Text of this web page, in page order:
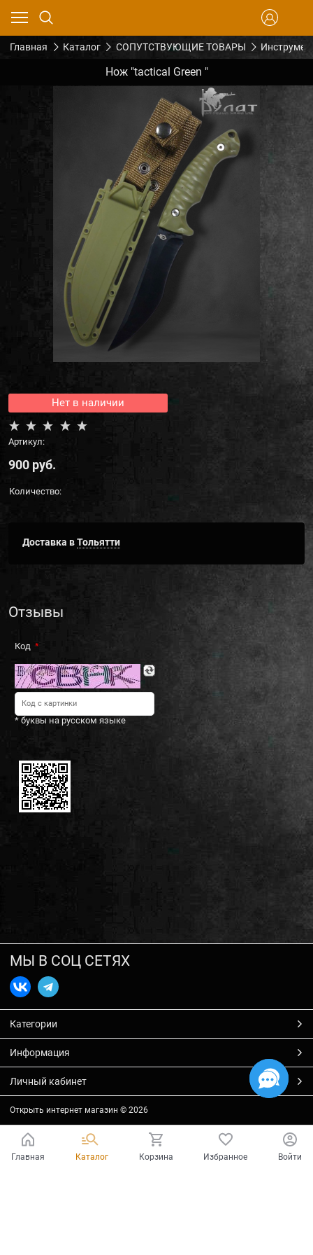
Главная Каталог СОПУТСТВУЮЩИЕ ТОВАРЫ
Нож "tactical Green "
Нет в наличии
Артикул:
900 руб.
Количество:
Доставка вТольятти
Отзывы
Код
* буквы на русском языке
МЫ В СОЦ СЕТЯХ
Категории
Информация
Личный кабинет
Открыть интернет магазин © 2026
Главная Каталог Корзина Избранное Войти